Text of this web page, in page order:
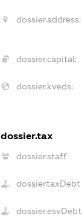
dossier.address:
dossier.capital:
dossier.kveds:
dossier.tax
dossier.staff
dossier.taxDebt
dossier.esvDebt